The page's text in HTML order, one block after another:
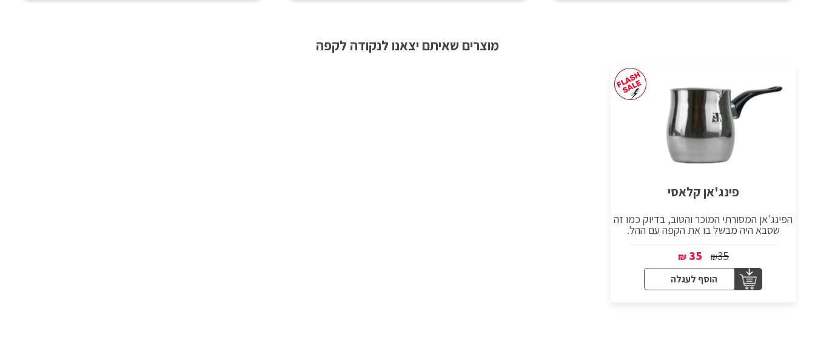
מוצרים שאיתם יצאנו לנקודה לקפה
פינג'אן קלאסי
הפינג'אן המסורתי המוכר והטוב, בדיוק כמו זה
שסבא היה מבשל בו את הקפה עם ההל.
35
₪
35
₪
הוסף לעגלה